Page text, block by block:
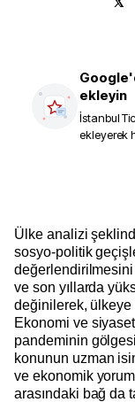
ekleyin
İstanbul
ekleyerek
Ülke analizi
sosyo-politik
değerlendirilmesini
ve son yıllarda
değinilerek, ülkeye
Ekonomi ve
pandeminin
konunun uzman
ve ekonomik
arasındaki bağ da